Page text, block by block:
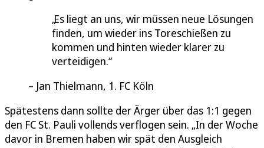
Es liegt an uns, wir müssen neue Lösungen
finden, um wieder ins Toreschießen zu
kommen und hinten wieder klarer zu
verteidigen.
Jan Thielmann, 1. FC Köln
Spätestens dann sollte der Ärger über das 1:1 gegen
den FC St. Pauli vollends verflogen sein. „In der Woche
davor in Bremen haben wir spät den Ausgleich